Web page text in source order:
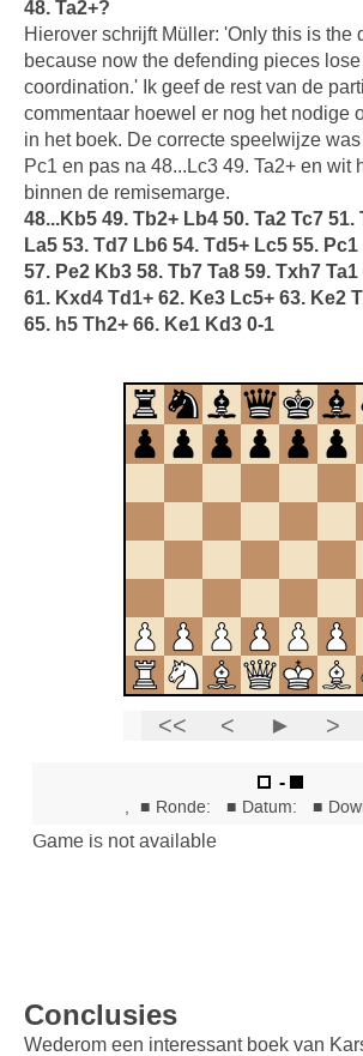
48. Ta2+?
Hierover schrijft Müller: 'Only this is the
because now the defending pieces
coordination.' Ik geef de rest van de
commentaar hoewel er nog het nodige
in het boek. De correcte speelwijze
Pc1 en pas na 48...Lc3 49. Ta2+ en wit
binnen de remisemarge.
48...Kb5 49. Tb2+ Lb4 50. Ta2 Tc7 51.
La5 53. Td7 Lb6 54. Td5+ Lc5 55.
57. Pe2 Kb3 58. Tb7 Ta8 59. Txh7
61. Kxd4 Td1+ 62. Ke3 Lc5+ 63. Ke2
65. h5 Th2+ 66. Ke1 Kd3 0-1
Conclusies
Wederom een interessant boek van